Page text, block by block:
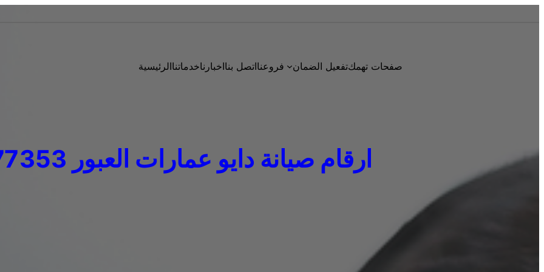
الرئيسيةخدماتنااخبارنااتصل بنافروعنا تفعيل الضمانصفحات تهمك
ارقام صيانة دايو عمارات العبور 01283377353